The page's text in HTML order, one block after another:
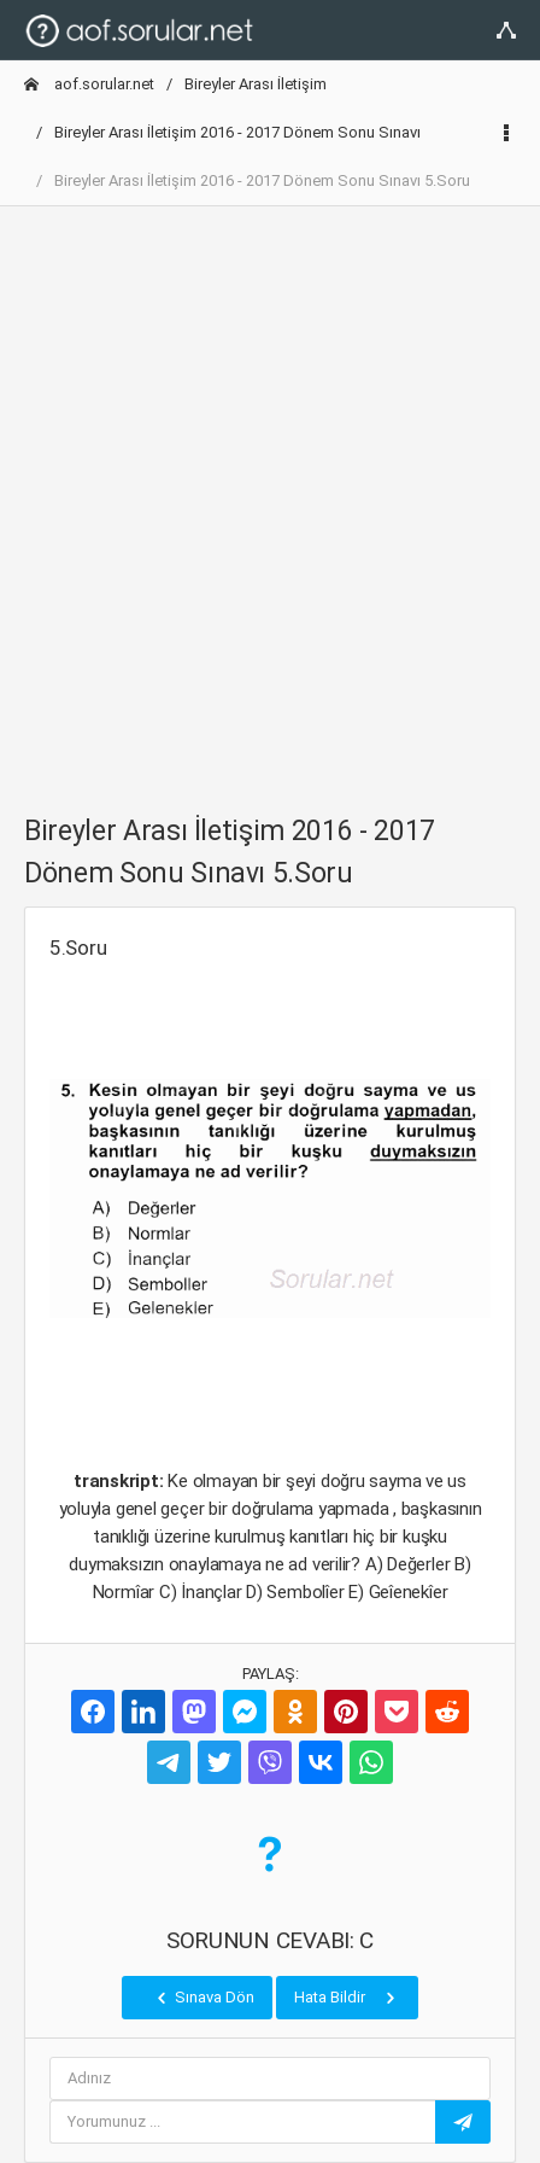
aof.sorular.net Bireyler Arası İletişim
Bireyler Arası İletişim 2016 - 2017 Dönem Sonu Sınavı
Bireyler Arası İletişim 2016 - 2017 Dönem Sonu Sınavı 5.Soru
Bireyler Arası İletişim 2016 - 2017
Dönem Sonu Sınavı 5.Soru
5.Soru
transkript:Ke olmayan bir şeyi doğru sayma ve us
yoluyla genel geçer bir doğrulama yapmada , başkasının
tanıklığı üzerine kurulmuş kanıtları hiç bir kuşku
duymaksızın onaylamaya ne ad verilir? A) Değerler B)
Normîar C) İnançlar D) Sembolîer E) Geîenekîer
PAYLAŞ:
SORUNUN CEVABI: C
Sınava Dön Hata Bildir